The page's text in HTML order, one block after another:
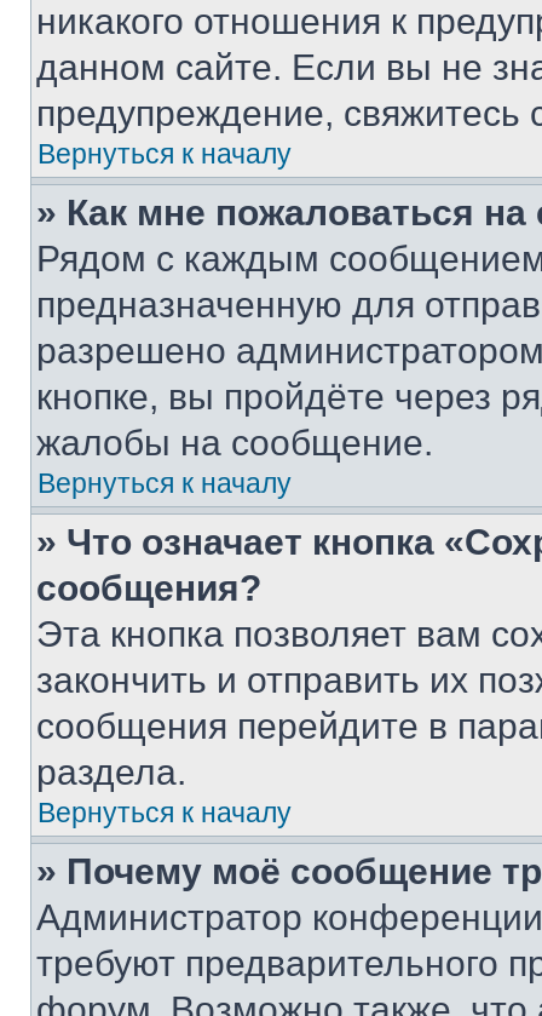
никакого отношения к
данном сайте. Если вы не
предупреждение,
Вернуться к началу
» Как мне пожаловаться
Рядом с каждым сообщением
предназначенную для
разрешено
кнопке, вы пройдёте через
жалобы на сообщение.
Вернуться к началу
» Что означает кнопка
сообщения?
Эта кнопка позволяет вам
закончить и отправить их
сообщения перейдите в
раздела.
Вернуться к началу
» Почему моё сообщение
Администратор
требуют предварительного